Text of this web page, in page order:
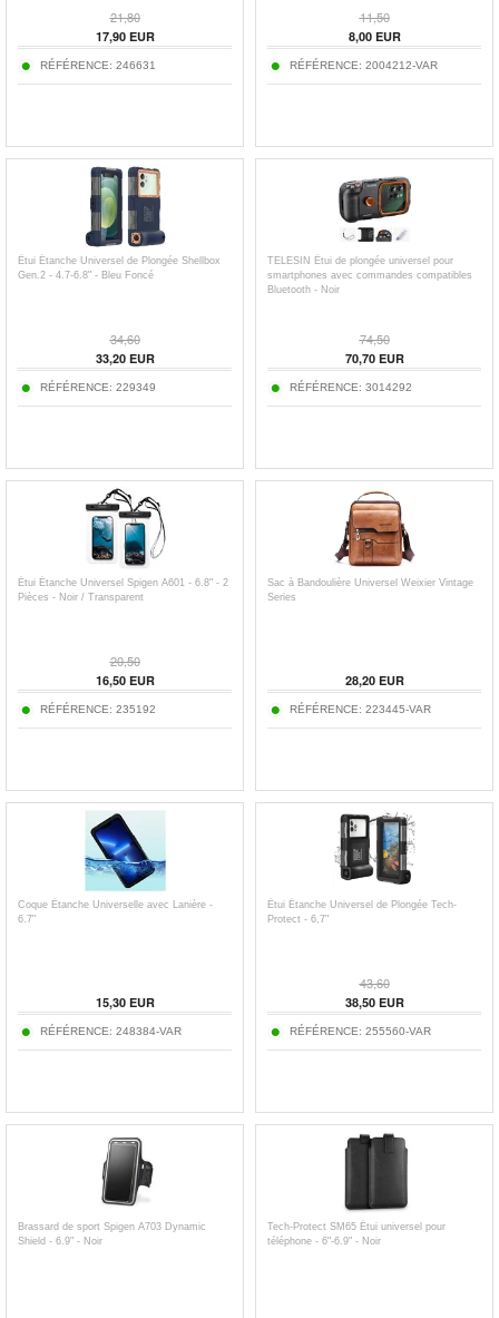
21,80
17,90EUR
RÉFÉRENCE: 246631
11,50
8,00EUR
RÉFÉRENCE: 2004212-VAR
Étui Étanche Universel de Plongée Shellbox
Gen.2 - 4.7-6.8" - Bleu Foncé
34,60
33,20EUR
RÉFÉRENCE: 229349
TELESIN Étui de plongée universel pour
smartphones avec commandes compatibles
Bluetooth - Noir
74,50
70,70EUR
RÉFÉRENCE: 3014292
Étui Étanche Universel Spigen A601 - 6.8" - 2
Pièces - Noir / Transparent
20,50
16,50EUR
RÉFÉRENCE: 235192
Sac à Bandoulière Universel Weixier Vintage
Series
28,20EUR
RÉFÉRENCE: 223445-VAR
Coque Étanche Universelle avec Lanière -
6.7"
15,30EUR
RÉFÉRENCE: 248384-VAR
Étui Étanche Universel de Plongée Tech-
Protect - 6,7"
43,60
38,50EUR
RÉFÉRENCE: 255560-VAR
Brassard de sport Spigen A703 Dynamic
Shield - 6.9" - Noir
Tech-Protect SM65 Étui universel pour
téléphone - 6"-6.9" - Noir